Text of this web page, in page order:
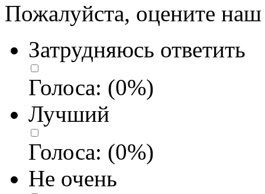
Пожалуйста, оцените наш
Затрудняюсь ответить
Голоса: (0%)
Лучший
Голоса: (0%)
Не очень